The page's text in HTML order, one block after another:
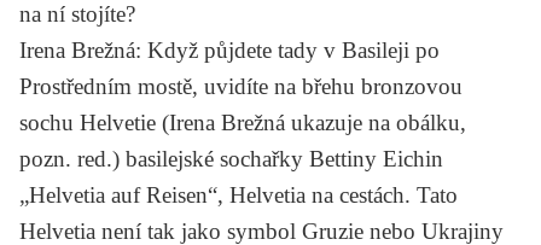
na ní stojíte?
Irena Brežná: Když půjdete tady v Basileji po
Prostředním mostě, uvidíte na břehu bronzovou
sochu Helvetie (Irena Brežná ukazuje na obálku,
pozn. red.) basilejské sochařky Bettiny Eichin
„Helvetia auf Reisen“, Helvetia na cestách. Tato
Helvetia není tak jako symbol Gruzie nebo Ukrajiny